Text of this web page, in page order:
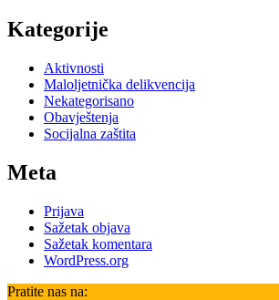
Kategorije
Aktivnosti
Maloljetnička delikvencija
Nekategorisano
Obavještenja
Socijalna zaštita
Meta
Prijava
Sažetak objava
Sažetak komentara
WordPress.org
Pratite nas na: